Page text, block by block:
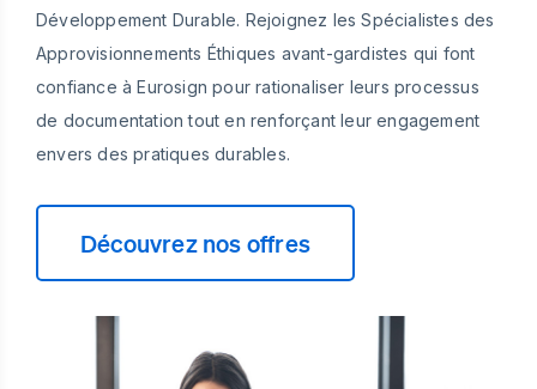
Développement Durable. Rejoignez les Spécialistes des
Approvisionnements Éthiques avant-gardistes qui font
confiance à Eurosign pour rationaliser leurs processus
de documentation tout en renforçant leur engagement
envers des pratiques durables.
Découvrez nos offres